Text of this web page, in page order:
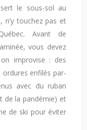
le sous-sol au
n’y touchez pas et
Avant de
vous devez
improvise : des
ordures enfilés par-
avec du ruban
de la pandémie) et
de ski pour éviter